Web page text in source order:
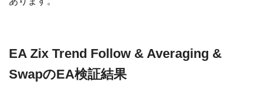
EA Zix Trend Follow & Averaging &
SwapのEA検証結果